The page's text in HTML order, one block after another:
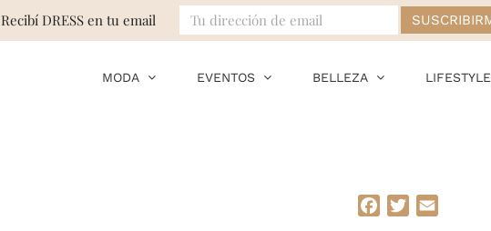
MODA EVENTOS BELLEZA LIFESTYLE
Facebook
Twitter
Recibí DRESS en tu email